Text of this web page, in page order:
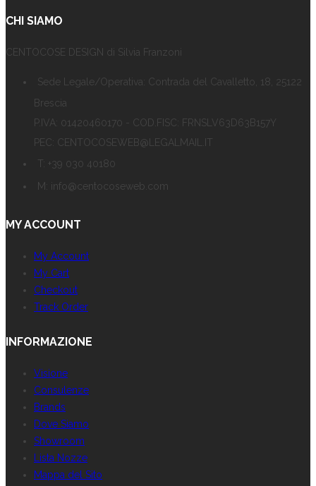
CHI SIAMO
CENTOCOSE DESIGN di Silvia Franzoni
Sede Legale/Operativa: Contrada del Cavalletto, 18, 25122
Brescia
P.IVA: 01420460170 - COD.FISC: FRNSLV63D63B157Y
PEC: CENTOCOSEWEB@LEGALMAIL.IT
T: +39 030 40180
M: info@centocoseweb.com
MY ACCOUNT
My Account
My Cart
Checkout
Track Order
INFORMAZIONE
Visione
Consulenze
Brands
Dove Siamo
Showroom
Lista Nozze
Mappa del Sito